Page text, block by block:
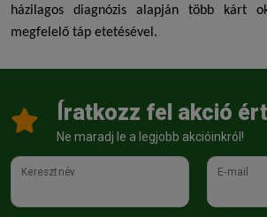
házilagos diagnózis alapján több kárt
megfelelő táp etetésével.
Íratkozz fel akció
Ne maradj le a legjobb akcióinkról!
Keresztnév E-mail